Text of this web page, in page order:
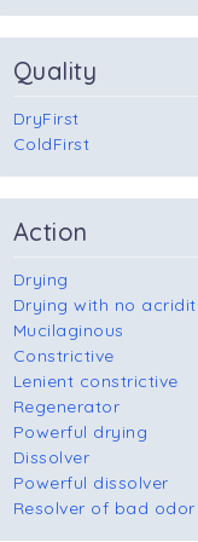
Quality
DryFirst
ColdFirst
Action
Drying
Drying with no
Mucilaginous
Constrictive
Lenient constrictive
Regenerator
Powerful drying
Dissolver
Powerful dissolver
Resolver of bad odor